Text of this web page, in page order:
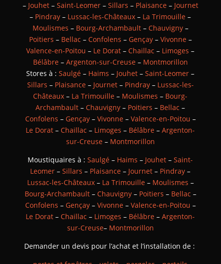
– Jouhet– Saint-Leomer– Sillars – Plaisance– Journet
– Pindray – Lussac-les-Châteaux – La Trimouille –
Moulismes – Bourg-Archambault– Chauvigny–
Poitiers – Bellac – Confolens – Gençay– Vivonne–
Valence-en-Poitou – Le Dorat –Chaillac – Limoges –
Bélâbre– Argenton-sur-Creuse– Montmorillon
Stores à :Saulgé – Haims – Jouhet –Saint-Leomer –
Sillars – Plaisance– Journet– Pindray– Lussac-les-
Châteaux – La Trimouille – Moulismes – Bourg-
Archambault –Chauvigny – Poitiers – Bellac –
Confolens – Gençay– Vivonne– Valence-en-Poitou –
Le Dorat –Chaillac – Limoges – Bélâbre –Argenton-
sur-Creuse– Montmorillon
Moustiquaires à :Saulgé – Haims – Jouhet –Saint-
Leomer –Sillars – Plaisance – Journet – Pindray –
Lussac-les-Châteaux– La Trimouille– Moulismes –
Bourg-Archambault– Chauvigny– Poitiers – Bellac –
Confolens – Gençay– Vivonne– Valence-en-Poitou –
Le Dorat –Chaillac – Limoges – Bélâbre –Argenton-
sur-Creuse– Montmorillon
Demander un devis pour l’achat et l’installation de :